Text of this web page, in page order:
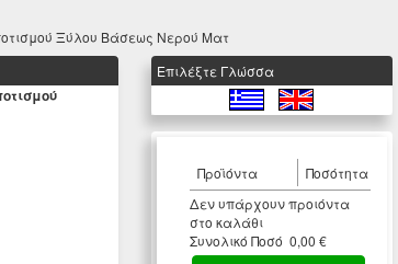
Ξύλου Βάσεως Νερού Ματ
Eπιλέξτε Γλώσσα
Προϊόντα
Ποσότητα
Δεν υπάρχουν προιόντα
στο καλάθι
Συνολικό Ποσό 0,00 €